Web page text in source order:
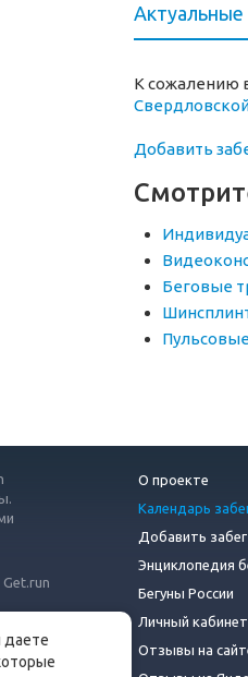
Актуальные
К сожалению
Добавить
Беговые
О проекте
Календарь
Добавить забег
Энциклопедия
Бегуны России
Личный кабинет
Отзывы на
даете